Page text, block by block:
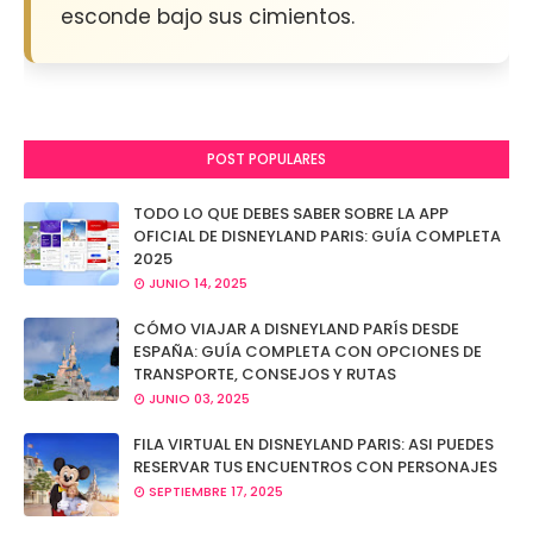
esconde bajo sus cimientos.
POST POPULARES
TODO LO QUE DEBES SABER SOBRE LA APP
OFICIAL DE DISNEYLAND PARIS: GUÍA COMPLETA
2025
JUNIO 14, 2025
CÓMO VIAJAR A DISNEYLAND PARÍS DESDE
ESPAÑA: GUÍA COMPLETA CON OPCIONES DE
TRANSPORTE, CONSEJOS Y RUTAS
JUNIO 03, 2025
FILA VIRTUAL EN DISNEYLAND PARIS: ASI PUEDES
RESERVAR TUS ENCUENTROS CON PERSONAJES
SEPTIEMBRE 17, 2025